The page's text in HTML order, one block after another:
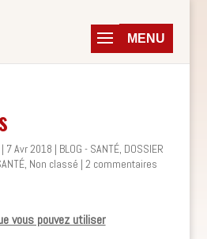
| 7 Avr 2018 | BLOG - SANTÉ, DOSSIER
, Non classé | 2 commentaires
vous pouvez utiliser